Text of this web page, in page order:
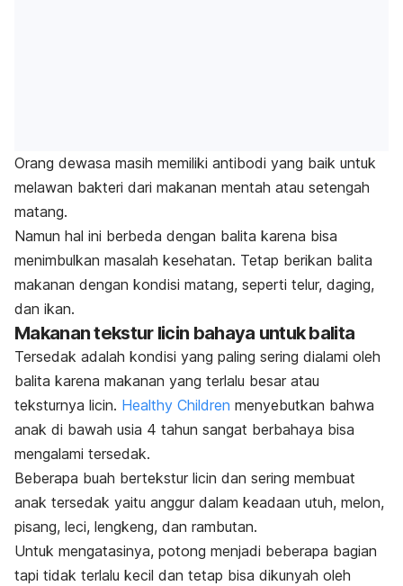
Orang dewasa masih memiliki antibodi yang baik untuk
melawan bakteri dari makanan mentah atau setengah
matang.
Namun hal ini berbeda dengan balita karena bisa
menimbulkan masalah kesehatan. Tetap berikan balita
makanan dengan kondisi matang, seperti telur, daging,
dan ikan.
Makanan tekstur licin bahaya untuk balita
Tersedak adalah kondisi yang paling sering dialami oleh
balita karena makanan yang terlalu besar atau
teksturnya licin. Healthy Children menyebutkan bahwa
anak di bawah usia 4 tahun sangat berbahaya bisa
mengalami tersedak.
Beberapa buah bertekstur licin dan sering membuat
anak tersedak yaitu anggur dalam keadaan utuh, melon,
pisang, leci, lengkeng, dan rambutan.
Untuk mengatasinya, potong menjadi beberapa bagian
tapi tidak terlalu kecil dan tetap bisa dikunyah oleh